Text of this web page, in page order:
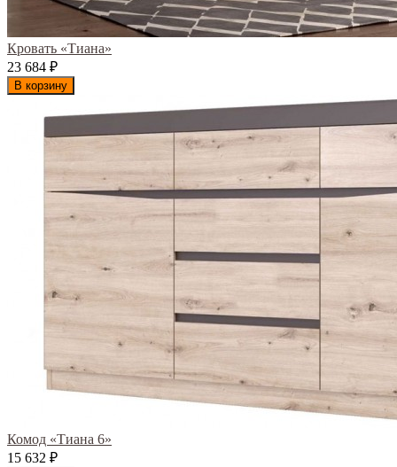
Кровать «Тиана»
23 684 ₽
В корзину
Комод «Тиана 6»
15 632 ₽